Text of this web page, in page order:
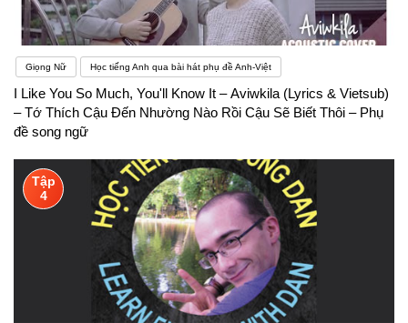
Giọng Nữ Học tiếng Anh qua bài hát phụ đề Anh-Việt
I Like You So Much, You'll Know It – Aviwkila (Lyrics & Vietsub)
– Tớ Thích Cậu Đến Nhường Nào Rồi Cậu Sẽ Biết Thôi – Phụ
đề song ngữ
Tập
4